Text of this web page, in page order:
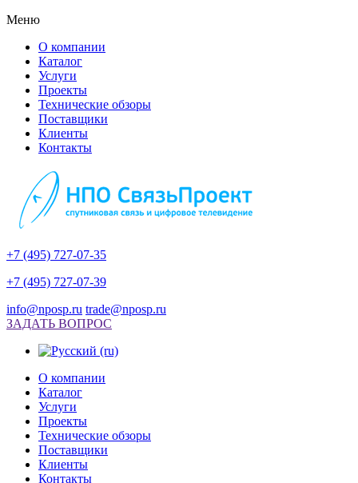
Меню
О компании
Каталог
Услуги
Проекты
Технические обзоры
Поставщики
Клиенты
Контакты
+7 (495) 727-07-35
+7 (495) 727-07-39
info@nposp.ru trade@nposp.ru
ЗАДАТЬ ВОПРОС
О компании
Каталог
Услуги
Проекты
Технические обзоры
Поставщики
Клиенты
Контакты